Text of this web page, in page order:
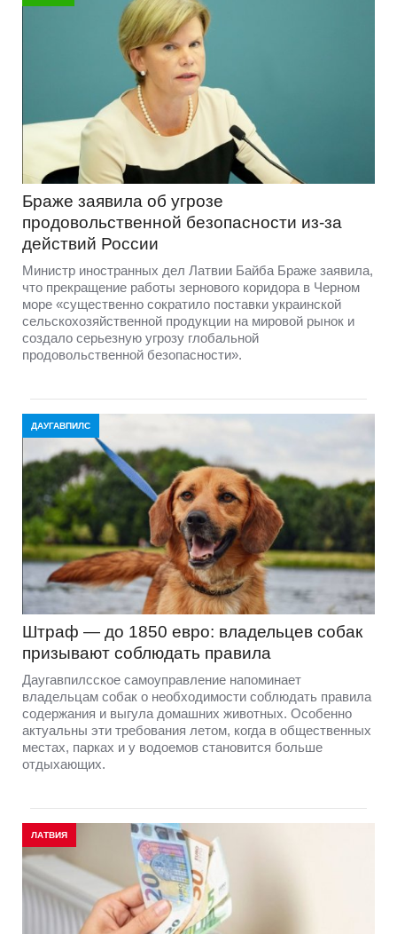
Браже заявила об угрозе
продовольственной безопасности из-за
действий России
Министр иностранных дел Латвии Байба Браже заявила,
что прекращение работы зернового коридора в Черном
море «существенно сократило поставки украинской
сельскохозяйственной продукции на мировой рынок и
создало серьезную угрозу глобальной
продовольственной безопасности».
ДАУГАВПИЛС
Штраф — до 1850 евро: владельцев собак
призывают соблюдать правила
Даугавпилсское самоуправление напоминает
владельцам собак о необходимости соблюдать правила
содержания и выгула домашних животных. Особенно
актуальны эти требования летом, когда в общественных
местах, парках и у водоемов становится больше
отдыхающих.
ЛАТВИЯ